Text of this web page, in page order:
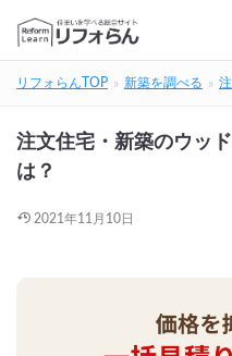
リフォらんTOP 新築を調べる
注文住宅・新築のウッ
は？
2021年11月10日